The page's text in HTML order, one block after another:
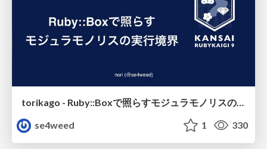
torikago - Ruby::Boxで照らすモジュラモノリスの実行境界
se4weed
1 330